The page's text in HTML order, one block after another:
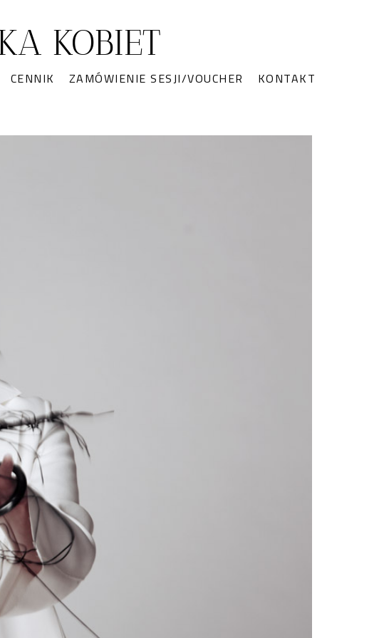
KOBIET
CENNIK ZAMÓWIENIE SESJI/VOUCHER KONTAKT